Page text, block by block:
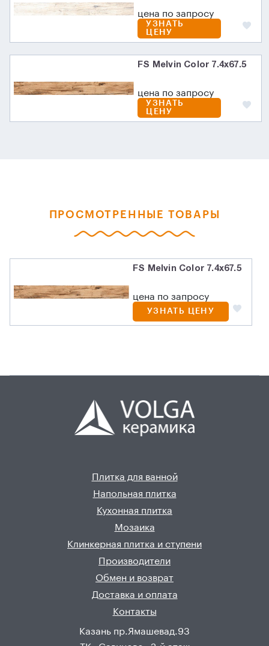
цена по запросу
УЗНАТЬ
ЦЕНУ
FS Melvin Color 7.4x67.5
цена по запросу
УЗНАТЬ
ЦЕНУ
ПРОСМОТРЕННЫЕ ТОВАРЫ
FS Melvin Color 7.4x67.5
цена по запросу
УЗНАТЬ ЦЕНУ
Плитка для ванной
Напольная плитка
Кухонная плитка
Мозаика
Клинкерная плитка и ступени
Производители
Обмен и возврат
Доставка и оплата
Контакты
Казань пр.Ямашевад.93